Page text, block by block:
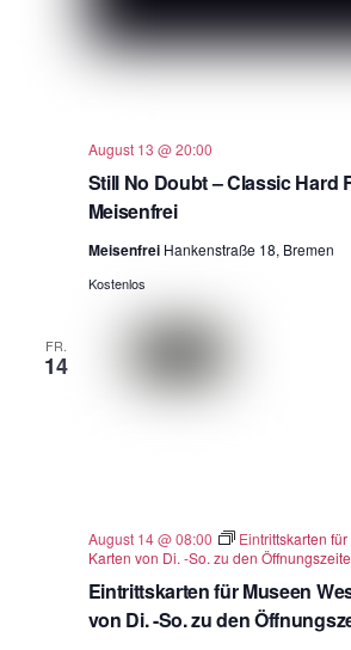
Still No Doubt – Classic Hard
Meisenfrei
August 13 @ 20:00
Meisenfrei Hankenstraße 18, Bremen
Kostenlos
FR.
14
Eintrittskarten für Museen
von Di. -So. zu den
August 14 @ 08:00
Eintrittskarten
Karten von Di. -So. zu den